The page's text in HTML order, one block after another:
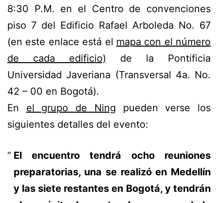
8:30 P.M. en el Centro de convenciones
piso 7 del Edificio Rafael Arboleda No. 67
(en este enlace está el mapa con el número
de cada edificio) de la Pontificia
Universidad Javeriana (Transversal 4a. No.
42 – 00 en Bogotá).
En el grupo de Ning pueden verse los
siguientes detalles del evento:
El encuentro tendrá ocho reuniones
preparatorias, una se realizó en Medellín
y las siete restantes en Bogotá, y tendrán